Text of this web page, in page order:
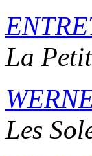
La
Les